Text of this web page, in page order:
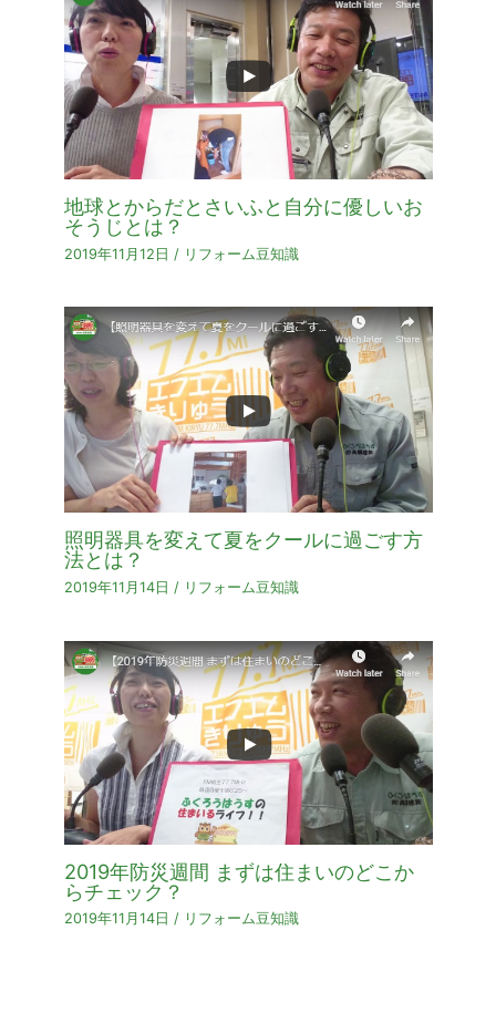
地球とからだとさいふと自分に優しいお
そうじとは？
2019年11月12日 / リフォーム豆知識
照明器具を変えて夏をクールに過ごす方
法とは？
2019年11月14日 / リフォーム豆知識
2019年防災週間 まずは住まいのどこか
らチェック？
2019年11月14日 / リフォーム豆知識